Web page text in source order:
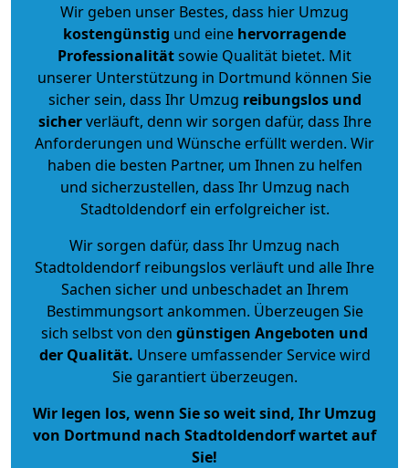
Wir geben unser Bestes, dass hier Umzug
kostengünstig und eine hervorragende
Professionalitätsowie Qualität bietet. Mit
unserer Unterstützung in Dortmund können Sie
sicher sein, dass Ihr Umzug reibungslos und
sicherverläuft, denn wir sorgen dafür, dass Ihre
Anforderungen und Wünsche erfüllt werden. Wir
haben die besten Partner, um Ihnen zu helfen
und sicherzustellen, dass Ihr Umzug nach
Stadtoldendorf ein erfolgreicher ist.
Wir sorgen dafür, dass Ihr Umzug nach
Stadtoldendorf reibungslos verläuft und alle Ihre
Sachen sicher und unbeschadet an Ihrem
Bestimmungsort ankommen. Überzeugen Sie
sich selbst von den günstigen Angeboten und
der Qualität. Unsere umfassender Service wird
Sie garantiert überzeugen.
Wir legen los, wenn Sie so weit sind, Ihr Umzug
von Dortmund nach Stadtoldendorf wartet auf
Sie!